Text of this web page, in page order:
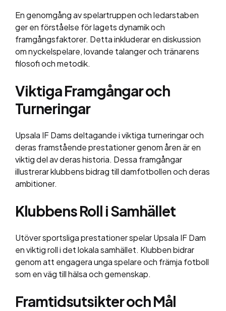
En genomgång av spelartruppen och ledarstaben
ger en förståelse för lagets dynamik och
framgångsfaktorer. Detta inkluderar en diskussion
om nyckelspelare, lovande talanger och tränarens
filosofi och metodik.
Viktiga Framgångar och
Turneringar
Upsala IF Dams deltagande i viktiga turneringar och
deras framstående prestationer genom åren är en
viktig del av deras historia. Dessa framgångar
illustrerar klubbens bidrag till damfotbollen och deras
ambitioner.
Klubbens Roll i Samhället
Utöver sportsliga prestationer spelar Upsala IF Dam
en viktig roll i det lokala samhället. Klubben bidrar
genom att engagera unga spelare och främja fotboll
som en väg till hälsa och gemenskap.
Framtidsutsikter och Mål